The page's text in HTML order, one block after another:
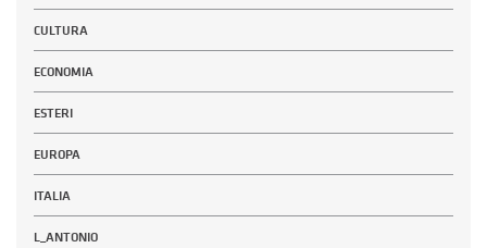
CULTURA
ECONOMIA
ESTERI
EUROPA
ITALIA
L_ANTONIO